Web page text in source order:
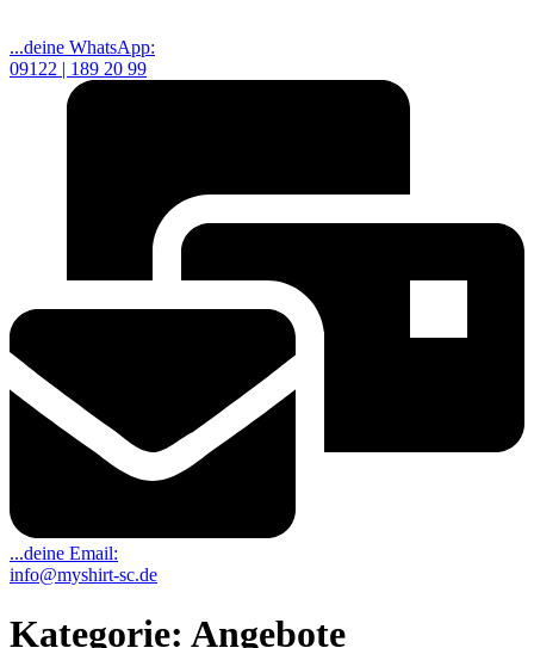
...deine WhatsApp:
09122 | 189 20 99
...deine Email:
info@myshirt-sc.de
Kategorie: Angebote